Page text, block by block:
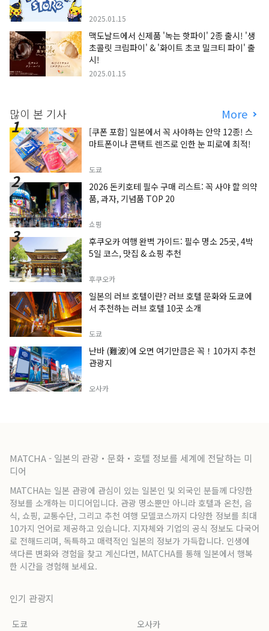
2025.01.15
맥도날드에서 신제품 '녹는 핫파이' 2종 출시! '생
초콜릿 크림파이' & '화이트 초코 밀크티 파이' 출
시!
2025.01.15
많이 본 기사 More
[쿠폰 포함] 일본에서 꼭 사야하는 안약 12종! 스
마트폰이나 콘택트 렌즈로 인한 눈 피로에 최적!
도쿄
2026 돈키호테 필수 구매 리스트: 꼭 사야 할 의약
품, 과자, 기념품 TOP 20
쇼핑
후쿠오카 여행 완벽 가이드: 필수 명소 25곳, 4박
5일 코스, 맛집 & 쇼핑 추천
후쿠오카
일본의 러브 호텔이란? 러브 호텔 문화와 도쿄에
서 추천하는 러브 호텔 10곳 소개
도쿄
난바 (難波)에 오면 여기만큼은 꼭！10가지 추천
관광지
오사카
MATCHA - 일본의 관광・문화・호텔 정보를 세계에 전달하는 미
디어
MATCHA는 일본 관광에 관심이 있는 일본인 및 외국인 분들께 다양한
정보를 소개하는 미디어입니다. 관광 명소뿐만 아니라 호텔과 온천, 음
식, 쇼핑, 교통수단, 그리고 추천 여행 모델코스까지 다양한 정보를 최대
10가지 언어로 제공하고 있습니다. 지자체와 기업의 공식 정보도 다국어
로 전해드리며, 독특하고 매력적인 일본의 정보가 가득합니다. 인생에
색다른 변화와 경험을 찾고 계신다면, MATCHA를 통해 일본에서 행복
한 시간을 경험해 보세요.
인기 관광지
도쿄 오사카